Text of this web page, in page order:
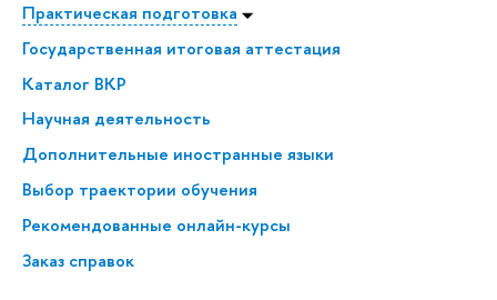
Практическая подготовка
Государственная итоговая аттестация
Каталог ВКР
Научная деятельность
Дополнительные иностранные языки
Выбор траектории обучения
Рекомендованные онлайн-курсы
Заказ справок